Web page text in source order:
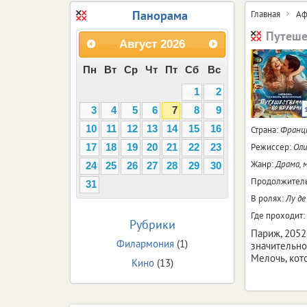
Главная
Страна:
Режиссер:
Жанр:Драма,
В ролях:Лу
Где проходит:
Париж,
Мелочь,
Панорама
Август 2026
Пн Вт Ср Чт Пт Сб
Вс
1
2
3
4 5 6 7 8
9
10
11 12 13 14 15
16
17
18 19 20 21 22
23
24
25 26 27 28 29
30
31
Рубрики
Филармония (1)
Кино(13)